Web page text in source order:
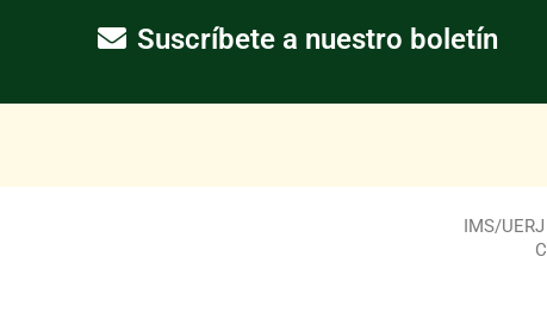
Suscríbete a nuestro boletín
IMS/